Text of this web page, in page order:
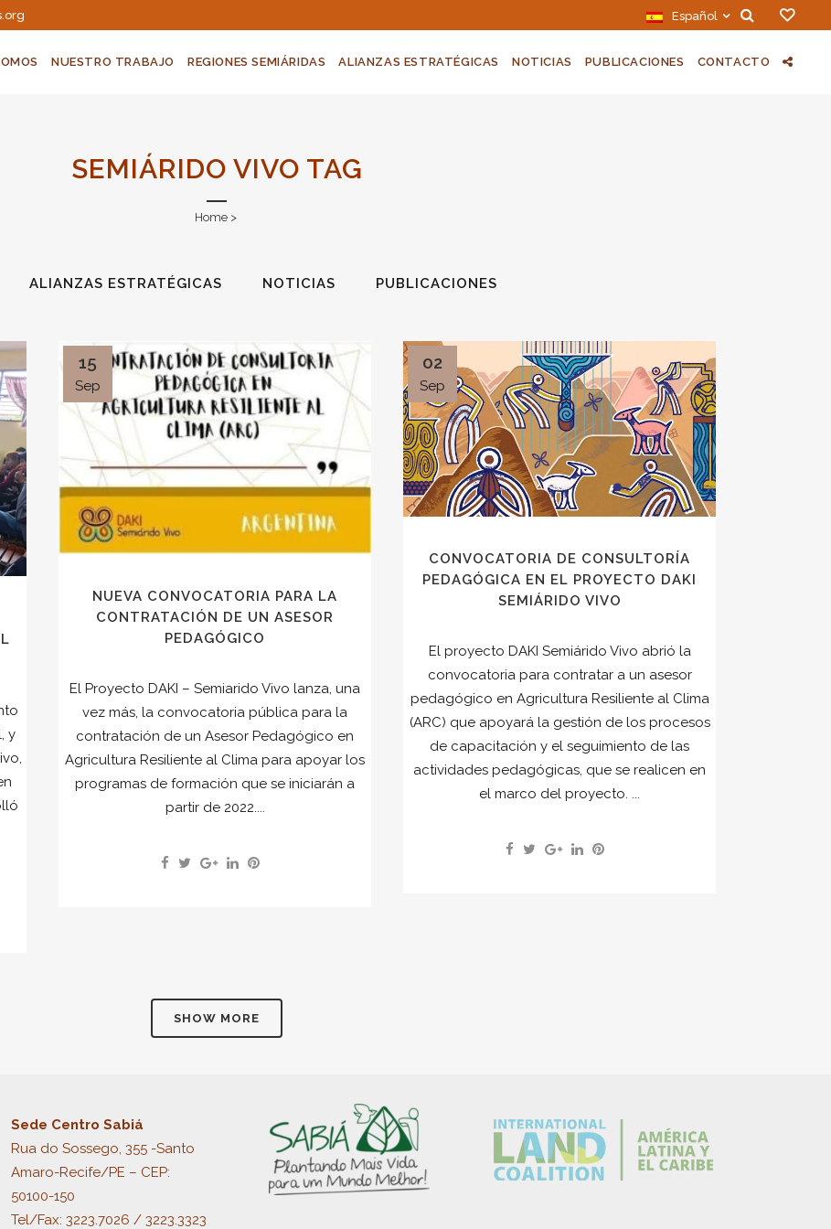
Español
NUESTRO TRABAJO REGIONES SEMIÁRIDAS ALIANZAS ESTRATÉGICAS NOTICIAS PUBLICACIONES CONTACTO
SEMIÁRIDO VIVO TAG
Home>
ALIANZAS ESTRATÉGICAS NOTICIAS PUBLICACIONES
y
15
Sep
NUEVA CONVOCATORIA PARA LA
CONTRATACIÓN DE UN ASESOR
PEDAGÓGICO
El Proyecto DAKI – Semiarido Vivo lanza, una
vez más, la convocatoria pública para la
contratación de un Asesor Pedagógico en
Agricultura Resiliente al Clima para apoyar los
programas de formación que se iniciarán a
partir de 2022....
02
Sep
CONVOCATORIA DE CONSULTORÍA
PEDAGÓGICA EN EL PROYECTO DAKI
SEMIÁRIDO VIVO
El proyecto DAKI Semiárido Vivo abrió la
convocatoria para contratar a un asesor
pedagógico en Agricultura Resiliente al Clima
(ARC) que apoyará la gestión de los procesos
de capacitación y el seguimiento de las
actividades pedagógicas, que se realicen en
el marco del proyecto. ...
SHOW MORE
Sede Centro Sabiá
Rua do Sossego, 355 -Santo
Amaro-Recife/PE – CEP:
50100-150
Tel/Fax: 3223.7026 / 3223.3323